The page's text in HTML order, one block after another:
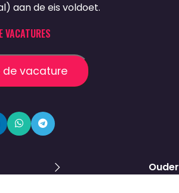
aan de eis voldoet.
VACATURES
Ouder